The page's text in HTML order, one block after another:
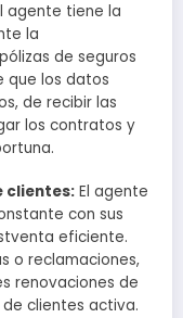
agente tiene la
la
de seguros
que los datos
de recibir las
los contratos y
clientes: El agente
con sus
eficiente.
o reclamaciones,
renovaciones de
clientes activa.